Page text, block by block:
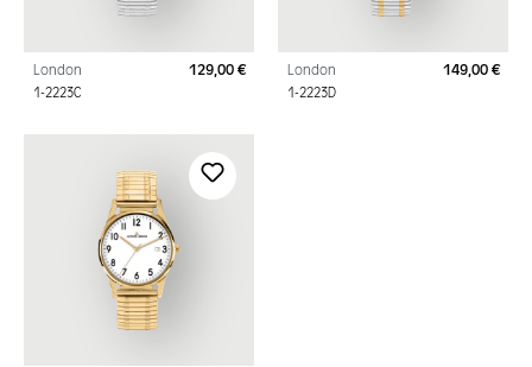
London
1-2223C
Regulärer Preis:
129,00 € London
1-2223D
149,00 €